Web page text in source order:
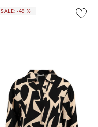
SALE: -49 %